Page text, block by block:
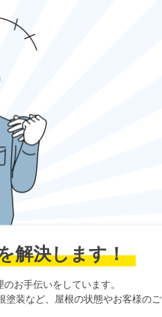
解決します！
お手伝いをしています。
塗装など、屋根の状態やお客様のご